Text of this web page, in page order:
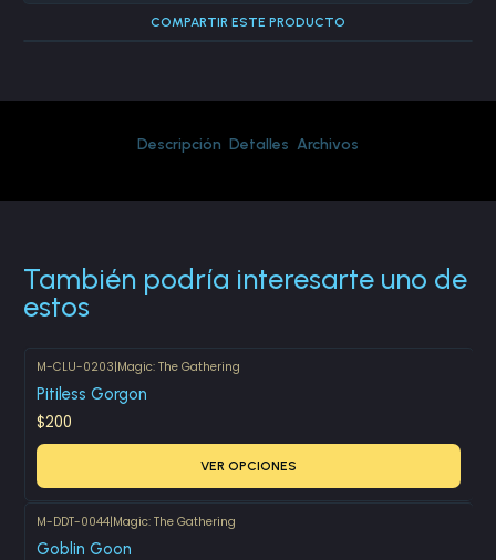
COMPARTIR ESTE PRODUCTO
Descripción Detalles Archivos
También podría interesarte uno de
estos
M-CLU-0203|Magic: The Gathering
Pitiless Gorgon
$200
VER OPCIONES
Agotado
M-DDT-0044|Magic: The Gathering
Goblin Goon